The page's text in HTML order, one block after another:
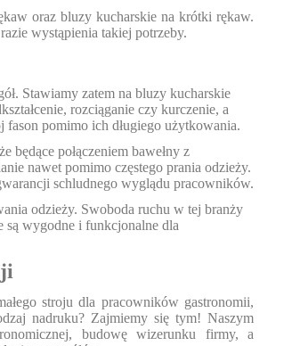
oraz bluzy kucharskie na krótki rękaw.
wystąpienia takiej potrzeby.
Stawiamy zatem na bluzy kucharskie
rozciąganie czy kurczenie, a
pomimo ich długiego użytkowania.
będące połączeniem bawełny z
nawet pomimo częstego prania odzieży.
schludnego wyglądu pracowników.
odzieży. Swoboda ruchu w tej branży
wygodne i funkcjonalne dla
stroju dla pracowników gastronomii,
nadruku? Zajmiemy się tym! Naszym
budowę wizerunku firmy, a